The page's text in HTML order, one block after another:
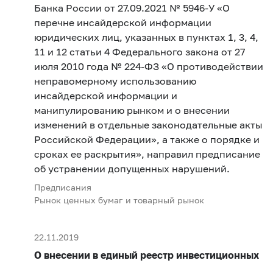
Банка России от 27.09.2021 № 5946-У «О
перечне инсайдерской информации
юридических лиц, указанных в пунктах 1, 3, 4,
11 и 12 статьи 4 Федерального закона от 27
июля 2010 года № 224-ФЗ «О противодействии
неправомерному использованию
инсайдерской информации и
манипулированию рынком и о внесении
изменений в отдельные законодательные акты
Российской Федерации», а также о порядке и
сроках ее раскрытия», направил предписание
об устранении допущенных нарушений.
Предписания
Рынок ценных бумаг и товарный рынок
22.11.2019
О внесении в единый реестр инвестиционных